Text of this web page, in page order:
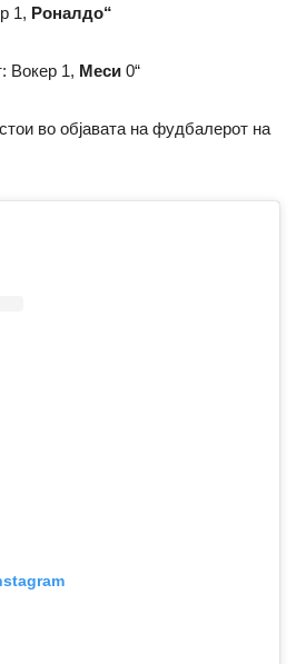
1, Роналдо“
Вокер 1, Меси0“
во објавата на фудбалерот на